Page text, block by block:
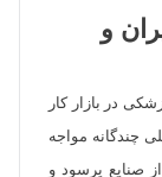
و
در بازار کار
چندگانه مواجه
صنایع پرسود و